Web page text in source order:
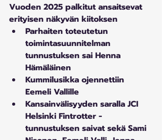
Vuoden 2025 palkitut ansaitsevat
erityisen näkyvän kiitoksen
Parhaiten toteutetun
toimintasuunnitelman
tunnustuksen sai Henna
Hämäläinen
Kummilusikka ojennettiin
Eemeli Vallille
Kansainvälisyyden saralla JCI
Helsinki Fintrotter -
tunnustuksen saivat sekä Sami